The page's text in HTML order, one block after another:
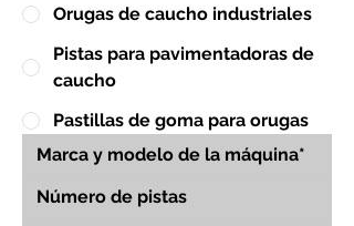
Orugas de caucho industriales
Pistas para pavimentadoras de
caucho
Pastillas de goma para orugas